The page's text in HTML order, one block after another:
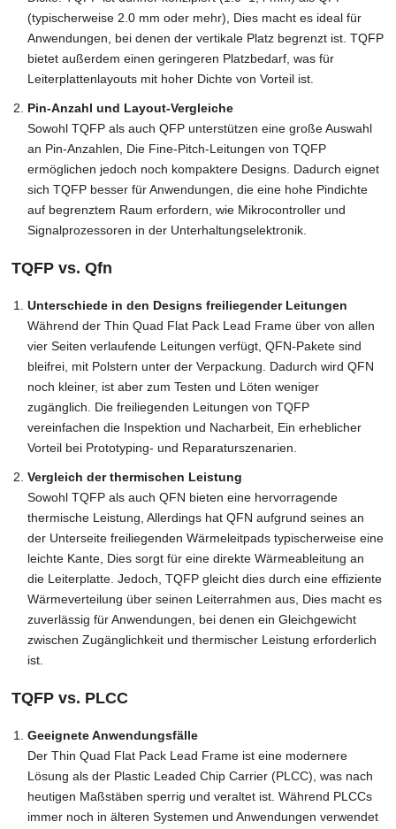
(typischerweise 2.0 mm oder mehr), Dies macht es ideal für
Anwendungen, bei denen der vertikale Platz begrenzt ist. TQFP
bietet außerdem einen geringeren Platzbedarf, was für
Leiterplattenlayouts mit hoher Dichte von Vorteil ist.
Pin-Anzahl und Layout-Vergleiche
Sowohl TQFP als auch QFP unterstützen eine große Auswahl
an Pin-Anzahlen, Die Fine-Pitch-Leitungen von TQFP
ermöglichen jedoch noch kompaktere Designs. Dadurch eignet
sich TQFP besser für Anwendungen, die eine hohe Pindichte
auf begrenztem Raum erfordern, wie Mikrocontroller und
Signalprozessoren in der Unterhaltungselektronik.
TQFP vs. Qfn
Unterschiede in den Designs freiliegender Leitungen
Während der Thin Quad Flat Pack Lead Frame über von allen
vier Seiten verlaufende Leitungen verfügt, QFN-Pakete sind
bleifrei, mit Polstern unter der Verpackung. Dadurch wird QFN
noch kleiner, ist aber zum Testen und Löten weniger
zugänglich. Die freiliegenden Leitungen von TQFP
vereinfachen die Inspektion und Nacharbeit, Ein erheblicher
Vorteil bei Prototyping- und Reparaturszenarien.
Vergleich der thermischen Leistung
Sowohl TQFP als auch QFN bieten eine hervorragende
thermische Leistung, Allerdings hat QFN aufgrund seines an
der Unterseite freiliegenden Wärmeleitpads typischerweise eine
leichte Kante, Dies sorgt für eine direkte Wärmeableitung an
die Leiterplatte. Jedoch, TQFP gleicht dies durch eine effiziente
Wärmeverteilung über seinen Leiterrahmen aus, Dies macht es
zuverlässig für Anwendungen, bei denen ein Gleichgewicht
zwischen Zugänglichkeit und thermischer Leistung erforderlich
ist.
TQFP vs. PLCC
Geeignete Anwendungsfälle
Der Thin Quad Flat Pack Lead Frame ist eine modernere
Lösung als der Plastic Leaded Chip Carrier (PLCC), was nach
heutigen Maßstäben sperrig und veraltet ist. Während PLCCs
immer noch in älteren Systemen und Anwendungen verwendet